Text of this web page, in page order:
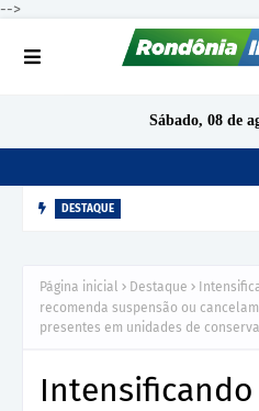
-->
Sábado, 08 de
DESTAQUE
Guaporé
Página inicial Destaque
recomenda suspensão ou
presentes em unidades de